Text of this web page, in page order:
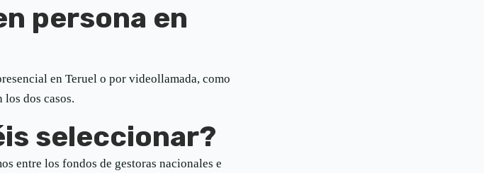
persona en
en Teruel o por videollamada, como
dos casos.
seleccionar?
entre los fondos de gestoras nacionales e